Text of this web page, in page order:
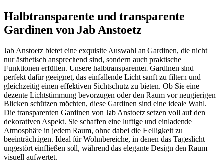
Halbtransparente und transparente
Gardinen von Jab Anstoetz
Jab Anstoetz bietet eine exquisite Auswahl an Gardinen, die nicht
nur ästhetisch ansprechend sind, sondern auch praktische
Funktionen erfüllen. Unsere halbtransparenten Gardinen sind
perfekt dafür geeignet, das einfallende Licht sanft zu filtern und
gleichzeitig einen effektiven Sichtschutz zu bieten. Ob Sie eine
dezente Lichtstimmung bevorzugen oder den Raum vor neugierigen
Blicken schützen möchten, diese Gardinen sind eine ideale Wahl.
Die transparenten Gardinen von Jab Anstoetz setzen voll auf den
dekorativen Aspekt. Sie schaffen eine luftige und einladende
Atmosphäre in jedem Raum, ohne dabei die Helligkeit zu
beeinträchtigen. Ideal für Wohnbereiche, in denen das Tageslicht
ungestört einfließen soll, während das elegante Design den Raum
visuell aufwertet.